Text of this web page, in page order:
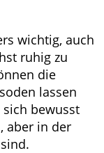
wichtig, auch
ruhig zu
die
lassen
bewusst
aber in der